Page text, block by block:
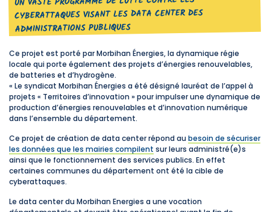
CYBERATTAQUES VISANT LES DATA CENTER DES
ADMINISTRATIONS PUBLIQUES
Ce projet est porté par Morbihan Énergies, la dynamique régie
locale qui porte également des projets d’énergies renouvelables,
de batteries et d’hydrogène.
« Le syndicat Morbihan Énergies a été désigné lauréat de l’appel à
projets « Territoires d’innovation » pour impulser une dynamique de
production d’énergies renouvelables et d’innovation numérique
dans l’ensemble du département.
Ce projet de création de data center répond au besoin de sécuriser
les données que les mairies compilent sur leurs administré(e)s
ainsi que le fonctionnement des services publics. En effet
certaines communes du département ont été la cible de
cyberattaques.
Le data center du Morbihan Energies a une vocation